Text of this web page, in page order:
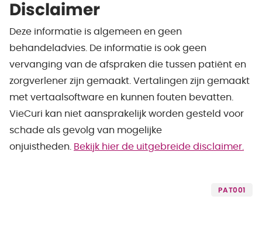
Disclaimer
Deze informatie is algemeen en geen
behandeladvies. De informatie is ook geen
vervanging van de afspraken die tussen patiënt en
zorgverlener zijn gemaakt. Vertalingen zijn gemaakt
met vertaalsoftware en kunnen fouten bevatten.
VieCuri kan niet aansprakelijk worden gesteld voor
schade als gevolg van mogelijke
onjuistheden.
Bekijk hier de uitgebreide disclaimer.
PAT001